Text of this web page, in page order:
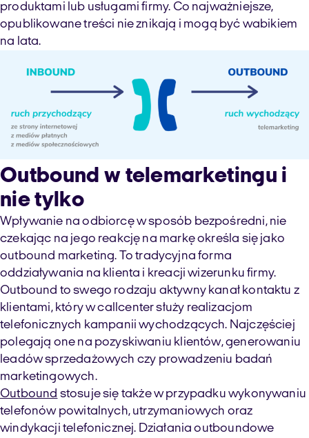
produktami lub usługami firmy. Co najważniejsze,
opublikowane treści nie znikają i mogą być wabikiem
na lata.
Outbound w telemarketingu i
nie tylko
Wpływanie na odbiorcę w sposób bezpośredni, nie
czekając na jego reakcję na markę określa się jako
outbound marketing. To tradycyjna forma
oddziaływania na klienta i kreacji wizerunku firmy.
Outbound to swego rodzaju aktywny kanał kontaktu z
klientami, który wcallcentersłuży realizacjom
telefonicznych kampanii wychodzących. Najczęściej
polegają one na pozyskiwaniu klientów, generowaniu
leadówsprzedażowych czy prowadzeniu badań
marketingowych.
Outbound stosuje się także w przypadku wykonywaniu
telefonów powitalnych, utrzymaniowych oraz
windykacji telefonicznej. Działaniaoutboundowe